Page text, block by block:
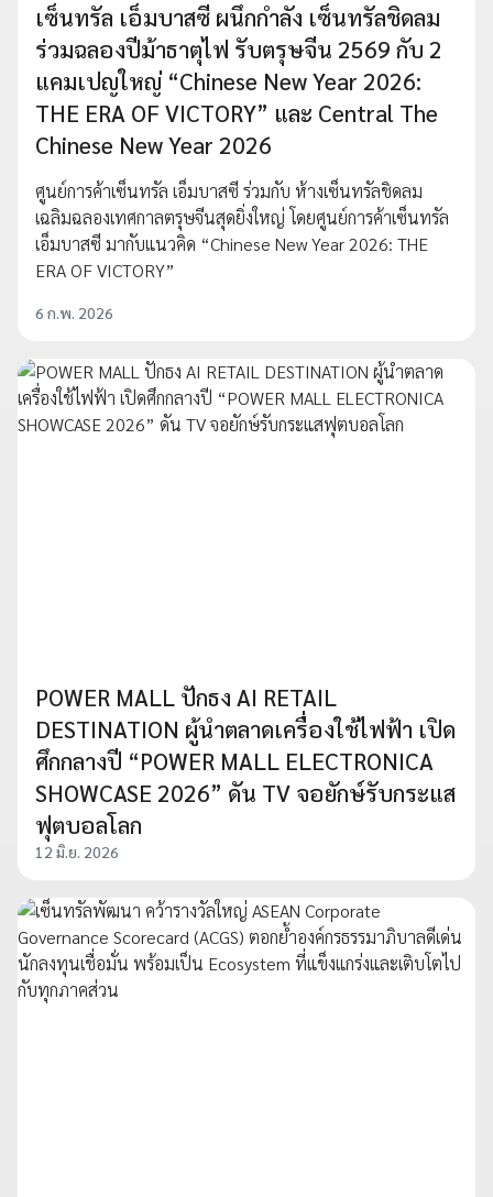
เซ็นทรัล เอ็มบาสซี ผนึกกำลัง เซ็นทรัลชิดลม
ร่วมฉลองปีม้าธาตุไฟ รับตรุษจีน 2569 กับ 2
แคมเปญใหญ่ “Chinese New Year 2026:
THE ERA OF VICTORY” และ Central The
Chinese New Year 2026
ศูนย์การค้าเซ็นทรัล เอ็มบาสซี ร่วมกับ ห้างเซ็นทรัลชิดลม
เฉลิมฉลองเทศกาลตรุษจีนสุดยิ่งใหญ่ โดยศูนย์การค้าเซ็นทรัล
เอ็มบาสซี มากับแนวคิด “Chinese New Year 2026: THE
ERA OF VICTORY”
6 ก.พ. 2026
POWER MALL ปักธง AI RETAIL
DESTINATION ผู้นำตลาดเครื่องใช้ไฟฟ้า เปิด
ศึกกลางปี “POWER MALL ELECTRONICA
SHOWCASE 2026” ดัน TV จอยักษ์รับกระแส
ฟุตบอลโลก
12 มิ.ย. 2026